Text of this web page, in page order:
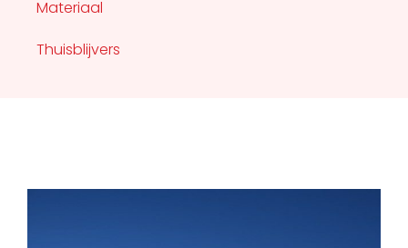
Materiaal
Thuisblijvers